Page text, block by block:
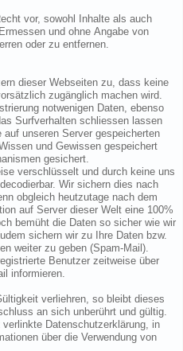
vor, sowohl Inhalte als auch
und ohne Angabe von
oder zu entfernen.
dieser Webseiten zu, dass keine
zugänglich machen wird.
notwenigen Daten, ebenso
Surfverhalten schliessen lassen
unseren Server gespeicherten
und Gewissen gespeichert
gesichert.
verschlüsselt und durch keine uns
Wir sichern dies nach
obgleich heutzutage nach dem
auf Server dieser Welt eine 100%
bemüht die Daten so sicher wie wir
sichern wir zu Ihre Daten bzw.
weiter zu geben (Spam-Mail).
Benutzer zeitweise über
informieren.
verliehren, so bleibt dieses
an sich unberührt und gültig.
Datenschutzerklärung, in
über die Verwendung von